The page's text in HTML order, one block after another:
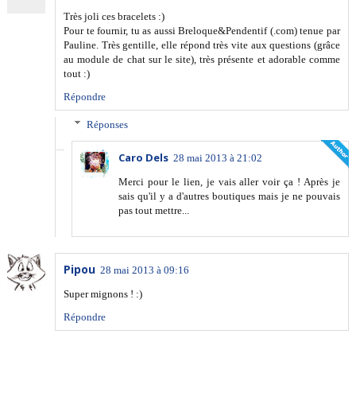
Très joli ces bracelets :)
Pour te fournir, tu as aussi Breloque&Pendentif (.com) tenue par
Pauline. Très gentille, elle répond très vite aux questions (grâce
au module de chat sur le site), très présente et adorable comme
tout :)
Répondre
Réponses
Caro Dels 28 mai 2013 à 21:02
Merci pour le lien, je vais aller voir ça ! Après je
sais qu'il y a d'autres boutiques mais je ne pouvais
pas tout mettre...
Pipou 28 mai 2013 à 09:16
Super mignons ! :)
Répondre